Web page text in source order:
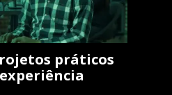
práticos